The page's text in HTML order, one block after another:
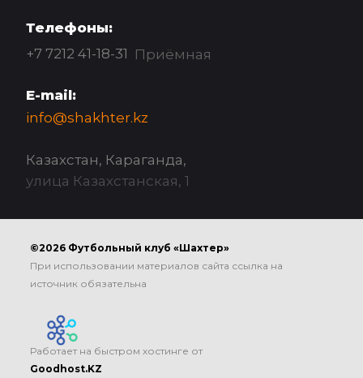
Телефоны:
+7 7212 41-18-31 Приёмная
E-mail:
info@shakhter.kz
Казахстан, Караганда,
улица Казахстанская, 1
©2026 Футбольный клуб «Шахтер»
При использовании материалов сайта ссылка на
источник обязательна
Работает на быстром хостинге от
Goodhost.KZ